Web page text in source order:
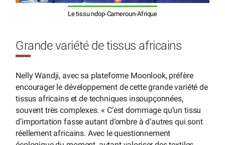
Le tissu ndop-Cameroun-Afrique
Grande variété de tissus africains
Nelly Wandji, avec sa plateforme Moonlook, préfère
encourager le développement de cette grande variété de
tissus africains et de techniques insoupçonnées,
souvent très complexes. « C’est dommage qu’un tissu
d’importation fasse autant d’ombre à d’autres qui sont
réellement africains. Avec le questionnement